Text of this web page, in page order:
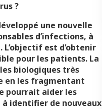
?
une nouvelle
d’infections, à
est d’obtenir
pour les patients. La
biologiques très
en les fragmentant
pourrait aider les
identifier de nouveaux